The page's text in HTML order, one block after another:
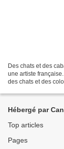
Des chats et des
une artiste
des chats et des
Hébergé par
Top articles
Pages